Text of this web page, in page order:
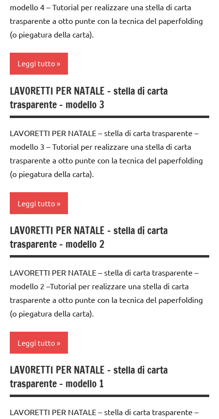
paperfolding
TUTORIAL
TUTTI GLI
ARGOMENTI
TUTTI GLI
ARTICOLI
lavoretti
Natale
Natale
paperfolding
origami
ARGOMENTI
PER ETA'
ARTICOLI
ARTE
IMMAGINE
carta
3a
classe
4a
classe
decorazioni
natalizie
FESTE
LAVORETTI
lavoretti
per
Natale
paperfolding
origami
TUTORIAL
TUTTI GLI
ARGOMENTI
TUTTI GLI
ARTICOLI
modello 4 – Tutorial per realizzare una stella di carta
trasparente a otto punte con la tecnica del paperfolding
(o piegatura della carta).
Leggi tutto
4a
settimana
di
ARTE
IMMAGINE
carta
3a
classe
classe
decorazioni
natalizie
FESTE
LAVORETTI
lavoretti
per
Natale
LAVORETTI PER NATALE – stella di carta
trasparente – modello 3
LAVORETTI PER NATALE – stella di carta trasparente –
modello 3 – Tutorial per realizzare una stella di carta
trasparente a otto punte con la tecnica del paperfolding
(o piegatura della carta).
Leggi tutto
ARTE
IMMAGINE
classe
classe
classe
5a
decorazioni
natalizie
DELL'ANNO
LAVORETTI PER NATALE – stella di carta
trasparente – modello 2
LAVORETTI PER NATALE – stella di carta trasparente –
modello 2 –Tutorial per realizzare una stella di carta
trasparente a otto punte con la tecnica del paperfolding
(o piegatura della carta).
Leggi tutto
4a
settimana
di
avvento
LAVORETTI PER NATALE – stella di carta
trasparente – modello 1
LAVORETTI PER NATALE – stella di carta trasparente –